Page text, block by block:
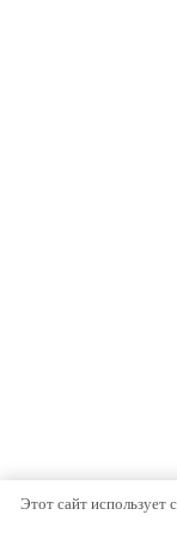
Этот сайт использует